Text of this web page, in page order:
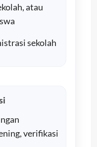
atau
sekolah
verifikasi